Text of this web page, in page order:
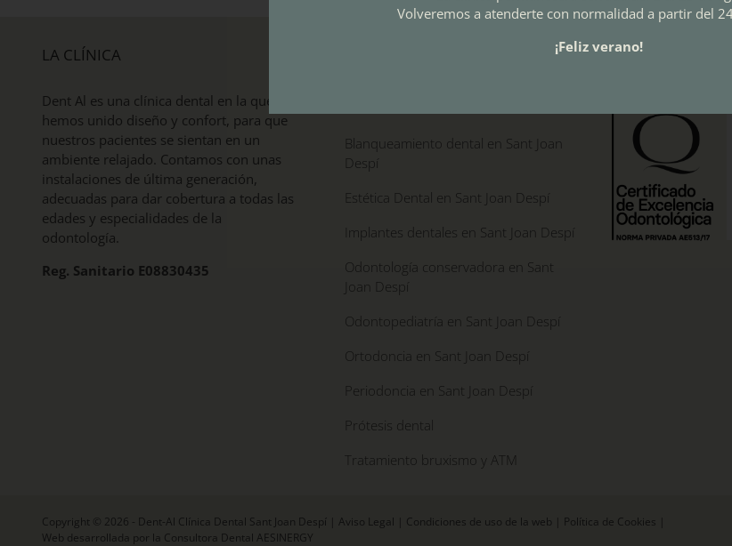
LA CLÍNICA
Dent Al es una clínica dental en la que
hemos unido diseño y confort, para que
nuestros pacientes se sientan en un
ambiente relajado. Contamos con unas
instalaciones de última generación,
adecuadas para dar cobertura a todas las
edades y especialidades de la
odontología.
Reg. Sanitario E08830435
Blanqueamiento dental en Sant Joan
Despí
Estética Dental en Sant Joan Despí
Implantes dentales en Sant Joan Despí
Odontología conservadora en Sant
Joan Despí
Odontopediatría en Sant Joan Despí
Ortodoncia en Sant Joan Despí
Periodoncia en Sant Joan Despí
Prótesis dental
Tratamiento bruxismo y ATM
CALIDAD
Copyright © 2026 - Dent-Al Clínica Dental Sant Joan Despí | Aviso Legal Condiciones de uso de la web Política de Cookies
Web desarrollada por la Consultora Dental AESINERGY
Volveremos a atenderte con normalidad a partir del
¡Feliz verano!